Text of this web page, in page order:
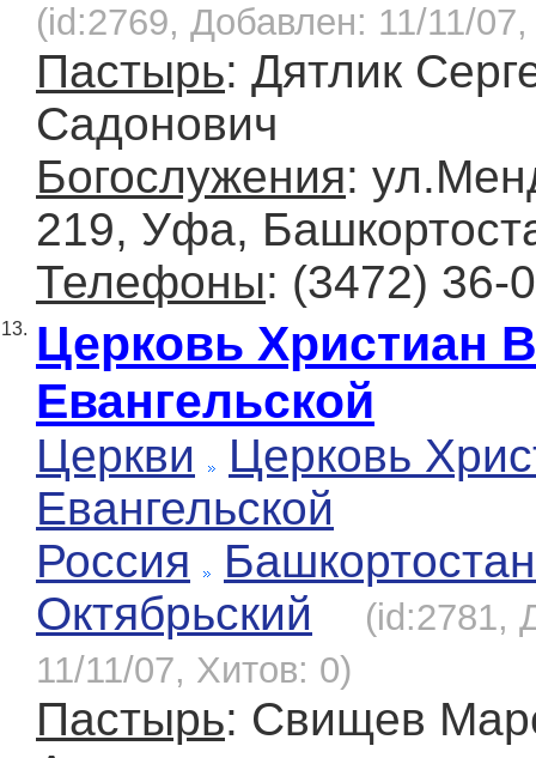
(id:2769, Добавлен: 11/11/
Пастырь: Дятлик
Садонович
Богослужения:
219, Уфа,
Телефоны: (3472) 36-
13. Церковь Христиан
Евангельской
Церкви
Церковь
Евангельской
Россия
Башкортостан
Октябрьский
(id:2781,
11/11/07, Хитов: 0)
Пастырь: Свищев